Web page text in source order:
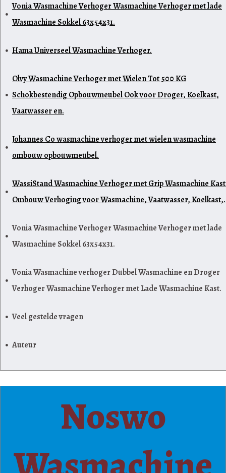
Vonia Wasmachine Verhoger Wasmachine Verhoger met lade
Wasmachine Sokkel 63x54x31.
Hama Universeel Wasmachine Verhoger.
Olvy Wasmachine Verhoger met Wielen Tot 500 KG
Schokbestendig Opbouwmeubel Ook voor Droger, Koelkast,
Vaatwasser en.
Johannes Co wasmachine verhoger met wielen wasmachine
ombouw opbouwmeubel.
WassiStand Wasmachine Verhoger met Grip Wasmachine
Ombouw Verhoging voor Wasmachine, Vaatwasser, Koelkast,.
Vonia Wasmachine Verhoger Wasmachine Verhoger met lade
Wasmachine Sokkel 63x54x31.
Vonia Wasmachine verhoger Dubbel Wasmachine en Droger
Verhoger Wasmachine Verhoger met Lade Wasmachine Kast.
Veel gestelde vragen
Auteur
Noswo